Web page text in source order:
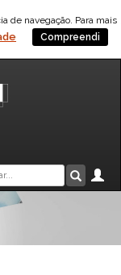
de navegação. Para mais
Compreendi